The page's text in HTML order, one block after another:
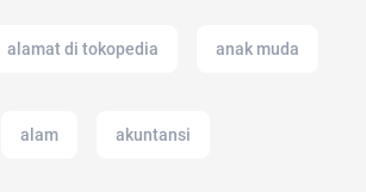
alamat di tokopedia anak muda
alam akuntansi